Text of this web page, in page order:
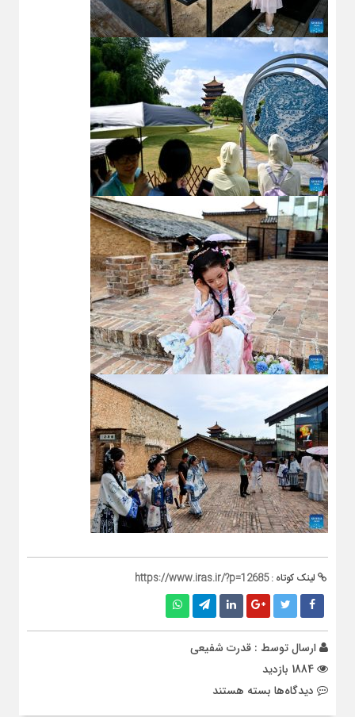
لینک کوتاه :https://www.iras.ir/?p=12685
ارسال توسط : قدرت شفیعی
دیدگاه‌ها برای
بسته هستند